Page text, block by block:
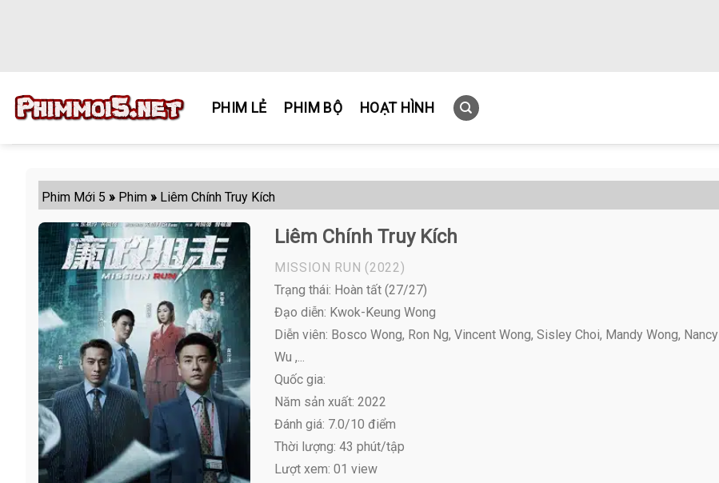
PHIM LẺ PHIM BỘ HOẠT HÌNH
Phim Mới 5 » Phim » Liêm Chính Truy Kích
Liêm Chính Truy Kích
MISSION RUN (2022)
Trạng thái: Hoàn tất (27/27)
Đạo diễn: Kwok-Keung Wong
Diễn viên: Bosco Wong, Ron Ng, Vincent Wong, Sisley Choi, Mandy Wong, Nancy
Wu ,...
Quốc gia:
Năm sản xuất: 2022
Đánh giá: 7.0/10 điểm
Thời lượng: 43 phút/tập
Lượt xem: 01 view